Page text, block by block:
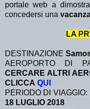
portale web a
concedersi una
LA
DESTINAZIONE
AEROPORTO DI
CERCARE ALTRI
CLICCA QUI
PERIODO DI VIAGGIO:
18 LUGLIO 2018